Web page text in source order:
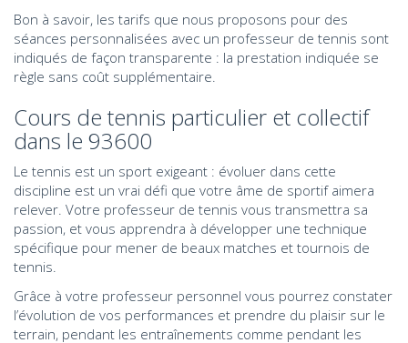
Bon à savoir, les tarifs que nous proposons pour des
séances personnalisées avec un professeur de tennis sont
indiqués de façon transparente : la prestation indiquée se
règle sans coût supplémentaire.
Cours de tennis particulier et collectif
dans le 93600
Le tennis est un sport exigeant : évoluer dans cette
discipline est un vrai défi que votre âme de sportif aimera
relever. Votre professeur de tennis vous transmettra sa
passion, et vous apprendra à développer une technique
spécifique pour mener de beaux matches et tournois de
tennis.
Grâce à votre professeur personnel vous pourrez constater
l’évolution de vos performances et prendre du plaisir sur le
terrain, pendant les entraînements comme pendant les